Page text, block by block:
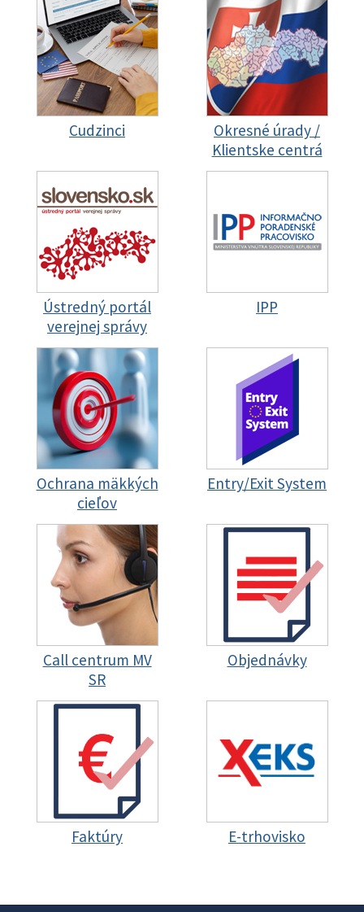
Cudzinci
Okresné úrady /
Klientske centrá
Ústredný portál
verejnej správy
IPP
Ochrana mäkkých
cieľov
Entry/Exit System
Call centrum MV
SR
Objednávky
Faktúry E-trhovisko